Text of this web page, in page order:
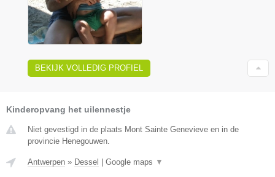
BEKIJK VOLLEDIG PROFIEL
Kinderopvang het uilennestje
Niet gevestigd in de plaats Mont Sainte Genevieve en in de
provincie Henegouwen.
Antwerpen » Dessel Google maps ▼